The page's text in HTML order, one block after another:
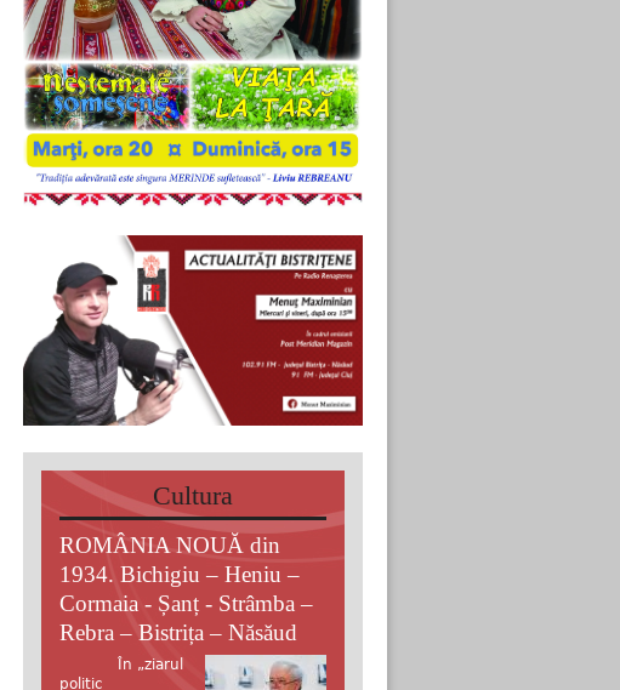
Cultura
ROMÂNIA NOUĂ din
1934. Bichigiu – Heniu –
Cormaia - Șanț - Strâmba –
Rebra – Bistrița – Năsăud
În „ziarul
politic